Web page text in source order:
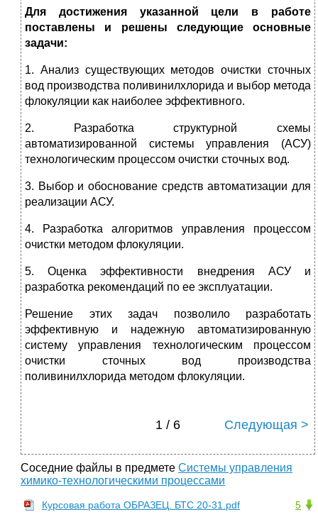
Для достижения указанной цели в работе
поставлены и решены следующие основные
задачи:
1. Анализ существующих методов очистки сточных
вод производства поливинилхлорида и выбор метода
флокуляции как наиболее эффективного.
2. Разработка структурной схемы
автоматизированной системы управления (АСУ)
технологическим процессом очистки сточных вод.
3. Выбор и обоснование средств автоматизации для
реализации АСУ.
4. Разработка алгоритмов управления процессом
очистки методом флокуляции.
5. Оценка эффективности внедрения АСУ и
разработка рекомендаций по ее эксплуатации.
Решение этих задач позволило разработать
эффективную и надежную автоматизированную
систему управления технологическим процессом
очистки сточных вод производства
поливинилхлорида методом флокуляции.
1 / 6 Следующая >
Соседние файлы в предмете Системы управления
химико-технологическими процессами
5
Курсовая работа ОБРАЗЕЦ. БТС 20-31.pdf